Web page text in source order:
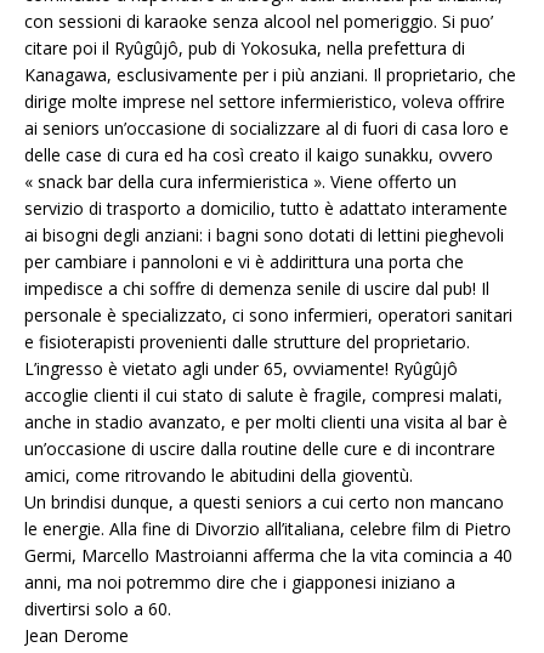
con sessioni di karaoke senza alcool nel pomeriggio. Si puo’
citare poi il Ryûgûjô, pub di Yokosuka, nella prefettura di
Kanagawa, esclusivamente per i più anziani. Il proprietario, che
dirige molte imprese nel settore infermieristico, voleva offrire
ai seniors un’occasione di socializzare al di fuori di casa loro e
delle case di cura ed ha così creato il kaigo sunakku, ovvero
« snack bar della cura infermieristica ». Viene offerto un
servizio di trasporto a domicilio, tutto è adattato interamente
ai bisogni degli anziani: i bagni sono dotati di lettini pieghevoli
per cambiare i pannoloni e vi è addirittura una porta che
impedisce a chi soffre di demenza senile di uscire dal pub! Il
personale è specializzato, ci sono infermieri, operatori sanitari
e fisioterapisti provenienti dalle strutture del proprietario.
L’ingresso è vietato agli under 65, ovviamente! Ryûgûjô
accoglie clienti il cui stato di salute è fragile, compresi malati,
anche in stadio avanzato, e per molti clienti una visita al bar è
un’occasione di uscire dalla routine delle cure e di incontrare
amici, come ritrovando le abitudini della gioventù.
Un brindisi dunque, a questi seniors a cui certo non mancano
le energie. Alla fine di Divorzio all’italiana, celebre film di Pietro
Germi, Marcello Mastroianni afferma che la vita comincia a 40
anni, ma noi potremmo dire che i giapponesi iniziano a
divertirsi solo a 60.
Jean Derome